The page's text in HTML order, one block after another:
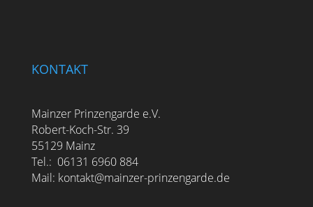
KONTAKT
Mainzer Prinzengarde e.V.
Robert-Koch-Str. 39
55129 Mainz
Tel.: 06131 6960 884
Mail: kontakt@mainzer-prinzengarde.de